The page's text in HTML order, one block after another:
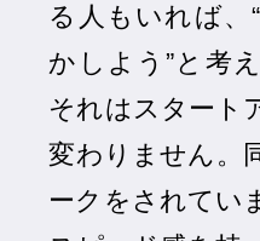
る人もいれば、
かしよう”と考
それはスタート
変わりません。
ークをされてい